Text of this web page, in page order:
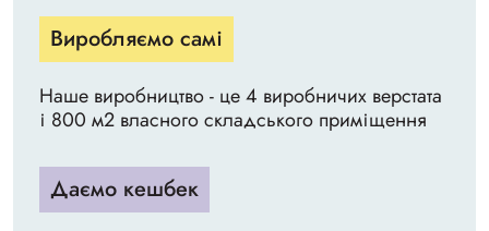
Виробляємо самі
Наше виробництво - це 4 виробничих верстата
і 800 м2 власного складського приміщення
Даємо кешбек